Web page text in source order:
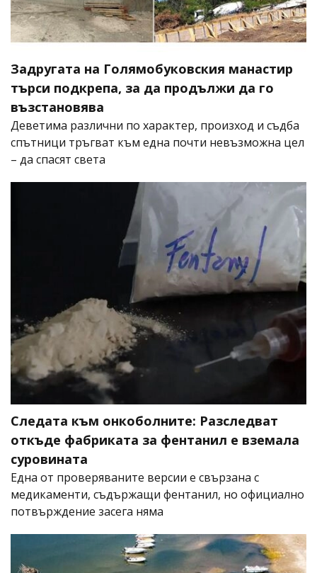
Задругата на Голямобуковския манастир
търси подкрепа, за да продължи да го
възстановява
Деветима различни по характер, произход и съдба
спътници тръгват към една почти невъзможна цел
– да спасят света
Следата към онкоболните: Разследват
откъде фабриката за фентанил е вземала
суровината
Една от проверяваните версии е свързана с
медикаменти, съдържащи фентанил, но официално
потвърждение засега няма